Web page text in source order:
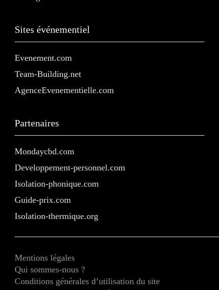
Sites événementiel
Evenement.com
Team-Building.net
AgenceEvenementielle.com
Partenaires
Mondaycbd.com
Developpement-personnel.com
Isolation-phonique.com
Guide-prix.com
Isolation-thermique.org
Mentions légales
Qui sommes-nous ?
Conditions générales d’utilisation du site